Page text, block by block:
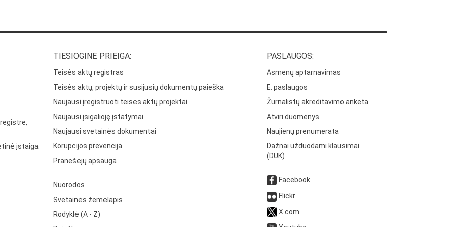
įstaiga
TIESIOGINĖ PRIEIGA:
Teisės aktų registras
Teisės aktų, projektų ir susijusių dokumentų paieška
Naujausi įregistruoti teisės aktų projektai
Naujausi įsigalioję įstatymai
Naujausi svetainės dokumentai
Korupcijos prevencija
Pranešėjų apsauga
Nuorodos
Svetainės žemėlapis
Rodyklė (A - Z)
PASLAUGOS:
Asmenų aptarnavimas
E. paslaugos
Žurnalistų akreditavimo anketa
Atviri duomenys
Naujienų prenumerata
Dažnai užduodami klausimai
(DUK)
Facebook
Flickr
X.com